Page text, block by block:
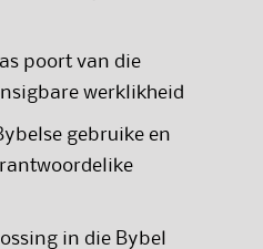
poort van die
werklikheid
gebruike en
in die Bybel